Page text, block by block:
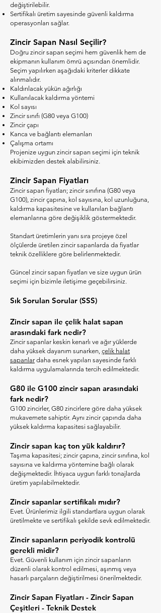
değiştirilebilir.
Sertifikalı üretim sayesinde güvenli kaldırma
operasyonları sağlar.
Zincir Sapan Nasıl Seçilir?
Doğru zincir sapan seçimi hem güvenlik hem de
ekipmanın kullanım ömrü açısından önemlidir.
Seçim yapılırken aşağıdaki kriterler dikkate
alınmalıdır.
Kaldırılacak yükün ağırlığı
Kullanılacak kaldırma yöntemi
Kol sayısı
Zincir sınıfı (G80 veya G100)
Zincir çapı
Kanca ve bağlantı elemanları
Çalışma ortamı
Projenize uygun zincir sapan seçimi için teknik
ekibimizden destek alabilirsiniz.
Zincir Sapan Fiyatları
Zincir sapan fiyatları; zincir sınıfına (G80 veya
G100), zincir çapına, kol sayısına, kol uzunluğuna,
kaldırma kapasitesine ve kullanılan bağlantı
elemanlarına göre değişiklik göstermektedir.
Standart üretimlerin yanı sıra projeye özel
ölçülerde üretilen zincir sapanlarda da fiyatlar
teknik özelliklere göre belirlenmektedir.
Güncel zincir sapan fiyatları ve size uygun ürün
seçimi için bizimle iletişime geçebilirsiniz.
Sık Sorulan Sorular (SSS)
Zincir sapan ile çelik halat sapan
arasındaki fark nedir?
Zincir sapanlar keskin kenarlı ve ağır yüklerde
daha yüksek dayanım sunarken, çelik halat
sapanlardaha esnek yapıları sayesinde farklı
kaldırma uygulamalarında tercih edilmektedir.
G80 ile G100 zincir sapan arasındaki
fark nedir?
G100 zincirler, G80 zincirlere göre daha yüksek
mukavemete sahiptir. Aynı zincir çapında daha
yüksek kaldırma kapasitesi sağlayabilir.
Zincir sapan kaç ton yük kaldırır?
Taşıma kapasitesi; zincir çapına, zincir sınıfına, kol
sayısına ve kaldırma yöntemine bağlı olarak
değişmektedir. İhtiyaca uygun farklı tonajlarda
üretim yapılabilmektedir.
Zincir sapanlar sertifikalı mıdır?
Evet. Ürünlerimiz ilgili standartlara uygun olarak
üretilmekte ve sertifikalı şekilde sevk edilmektedir.
Zincir sapanların periyodik kontrolü
gerekli midir?
Evet. Güvenli kullanım için zincir sapanların
düzenli olarak kontrol edilmesi, aşınmış veya
hasarlı parçaların değiştirilmesi önerilmektedir.
Zincir Sapan Fiyatları - Zincir Sapan
Çeşitleri - Teknik Destek